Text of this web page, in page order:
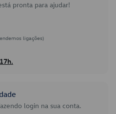
pronta para ajudar!
ligações)
login na sua conta.